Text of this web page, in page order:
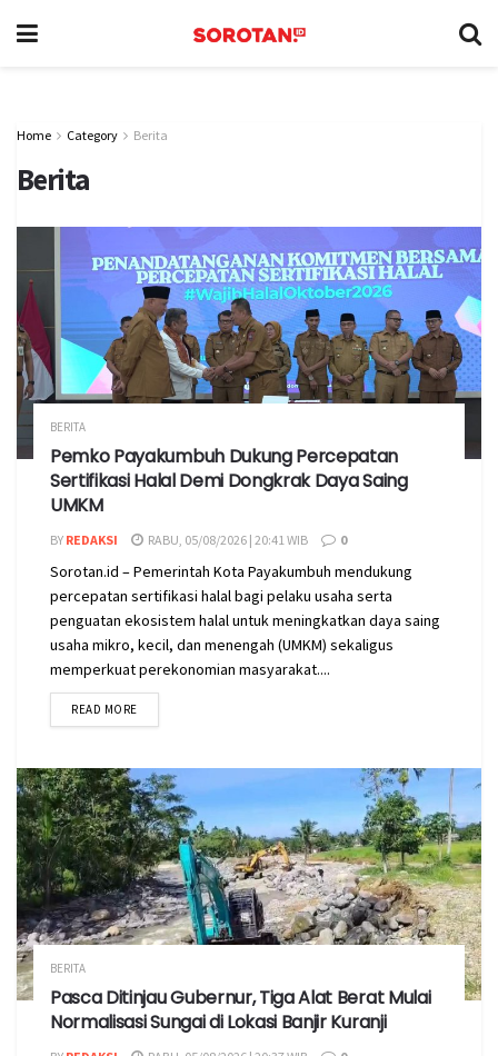
Home Category Berita
Berita
BERITA
Pemko Payakumbuh Dukung Percepatan
Sertifikasi Halal Demi Dongkrak Daya Saing
UMKM
BY REDAKSI RABU, 05/08/2026 | 20:41 WIB 0
Sorotan.id – Pemerintah Kota Payakumbuh mendukung
percepatan sertifikasi halal bagi pelaku usaha serta
penguatan ekosistem halal untuk meningkatkan daya saing
usaha mikro, kecil, dan menengah (UMKM) sekaligus
memperkuat perekonomian masyarakat....
READ MORE
BERITA
Pasca Ditinjau Gubernur, Tiga Alat Berat Mulai
Normalisasi Sungai di Lokasi Banjir Kuranji